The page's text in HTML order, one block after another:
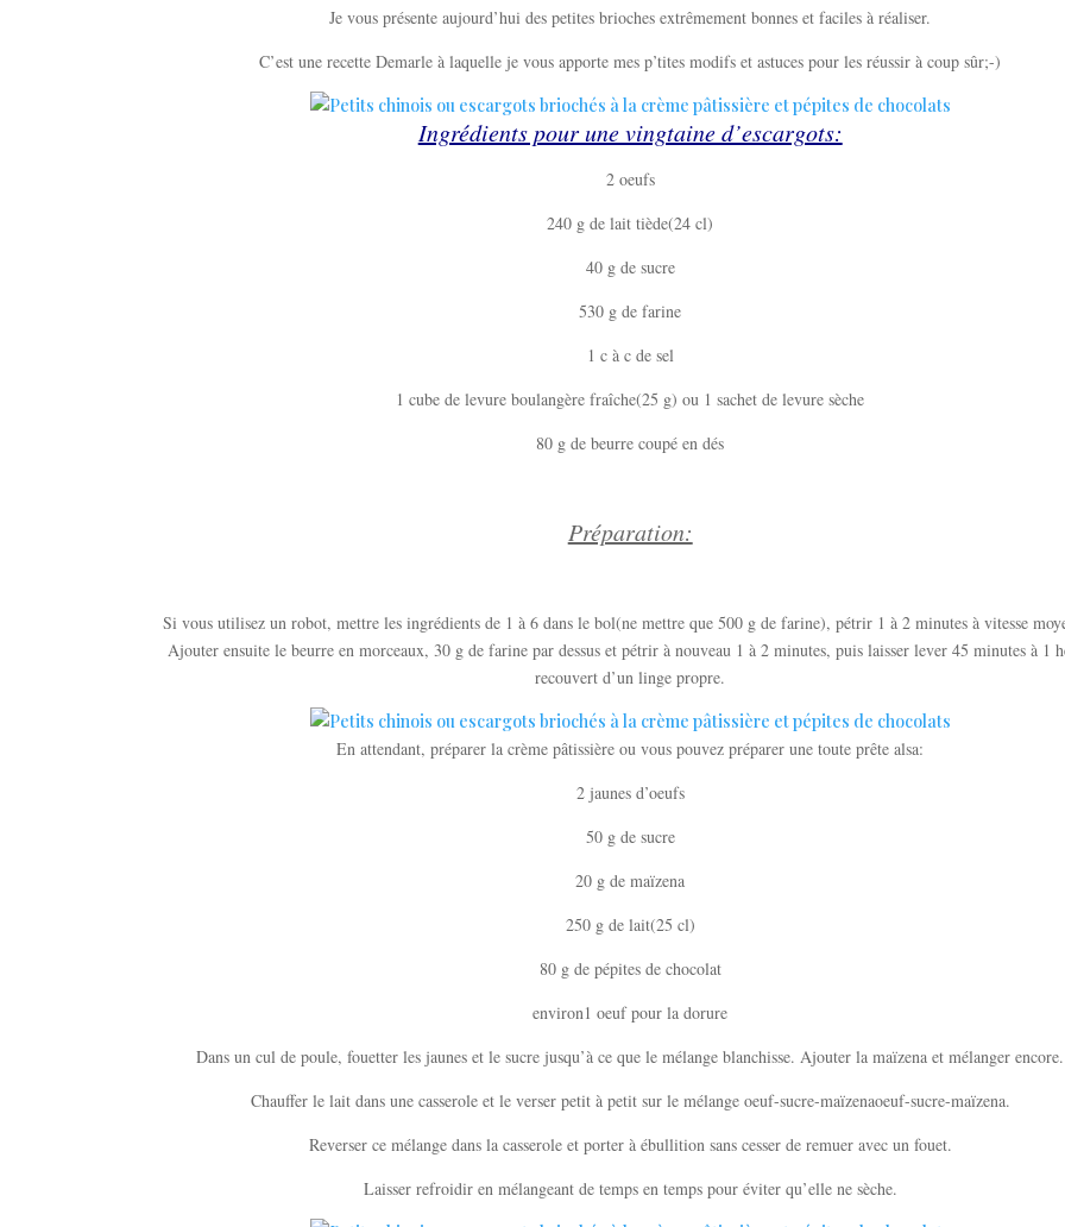
Je vous présente aujourd’hui des petites brioches extrêmement bonnes et faciles à réaliser.
C’est une recette Demarle à laquelle je vous apporte mes p’tites modifs et astuces pour les réussir à coup sûr;-)
Ingrédients pour une vingtaine d’escargots:
2 oeufs
240 g de lait tiède(24 cl)
40 g de sucre
530 g de farine
1 c à c de sel
1 cube de levure boulangère fraîche(25 g) ou 1 sachet de levure sèche
80 g de beurre coupé en dés
Préparation:
Si vous utilisez un robot, mettre les ingrédients de 1 à 6 dans le bol(ne mettre que 500 g de farine), pétrir 1 à 2 minutes à vitesse
Ajouter ensuite le beurre en morceaux, 30 g de farine par dessus et pétrir à nouveau 1 à 2 minutes, puis laisser lever 45 minutes à 1
recouvert d’un linge propre.
En attendant, préparer la crème pâtissière ou vous pouvez préparer une toute prête alsa:
2 jaunes d’oeufs
50 g de sucre
20 g de maïzena
250 g de lait(25 cl)
80 g de pépites de chocolat
environ1 oeuf pour la dorure
Dans un cul de poule, fouetter les jaunes et le sucre jusqu’à ce que le mélange blanchisse. Ajouter la maïzena et mélanger encore.
Chauffer le lait dans une casserole et le verser petit à petit sur le mélange oeuf-sucre-maïzenaoeuf-sucre-maïzena.
Reverser ce mélange dans la casserole et porter à ébullition sans cesser de remuer avec un fouet.
Laisser refroidir en mélangeant de temps en temps pour éviter qu’elle ne sèche.